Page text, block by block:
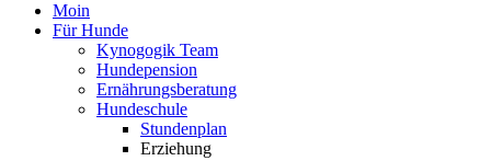
Moin
Für Hunde
Kynogogik Team
Hundepension
Ernährungsberatung
Hundeschule
Stundenplan
Erziehung